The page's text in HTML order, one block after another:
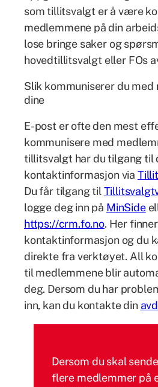
som tillitsvalgt er å være
medlemmene på din
lose bringe saker og
hovedtillitsvalgt eller FOs
Slik kommuniserer du med
dine
E-post er ofte den mest
kommunisere med
tillitsvalgt har du tilgang til
kontaktinformasjon via
Du får tilgang til
logge deg inn på MinSide
https://crm.fo.no. Her
kontaktinformasjon og du
direkte fra verktøyet. All
til medlemmene blir
deg. Dersom du har
inn, kan du kontakte din
Dersom du skal
flere medlemmer på